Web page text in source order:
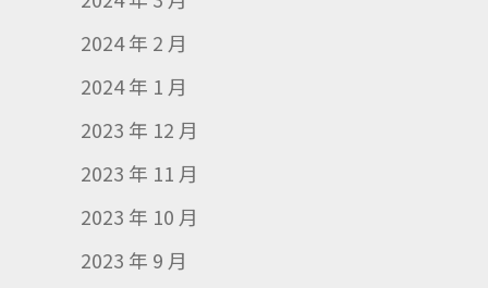
2024 年 2 月
2024 年 1 月
2023 年 12 月
2023 年 11 月
2023 年 10 月
2023 年 9 月